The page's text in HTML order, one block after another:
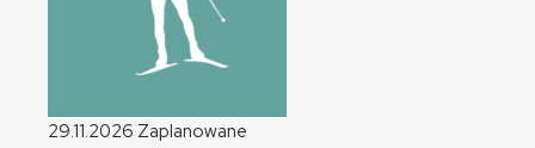
29.11.2026 Zaplanowane